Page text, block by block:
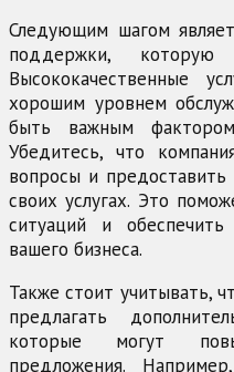
Следующим шагом
поддержки, которую
Высококачественные
хорошим уровнем
быть важным
Убедитесь, что
вопросы и
своих услугах. Это
ситуаций и
вашего бизнеса.
Также стоит учитывать,
предлагать
которые могут
предложения.